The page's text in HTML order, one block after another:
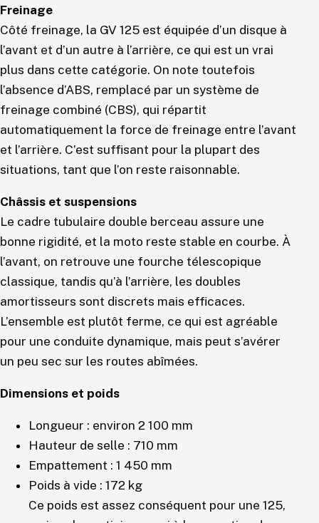
Freinage
Côté freinage, la GV 125 est équipée d’un disque à
l’avant et d’un autre à l’arrière, ce qui est un vrai
plus dans cette catégorie. On note toutefois
l’absence d’ABS, remplacé par un système de
freinage combiné (CBS), qui répartit
automatiquement la force de freinage entre l’avant
et l’arrière. C’est suffisant pour la plupart des
situations, tant que l’on reste raisonnable.
Châssis et suspensions
Le cadre tubulaire double berceau assure une
bonne rigidité, et la moto reste stable en courbe. À
l’avant, on retrouve une fourche télescopique
classique, tandis qu’à l’arrière, les doubles
amortisseurs sont discrets mais efficaces.
L’ensemble est plutôt ferme, ce qui est agréable
pour une conduite dynamique, mais peut s’avérer
un peu sec sur les routes abîmées.
Dimensions et poids
Longueur : environ 2 100 mm
Hauteur de selle : 710 mm
Empattement : 1 450 mm
Poids à vide : 172 kg
Ce poids est assez conséquent pour une 125,